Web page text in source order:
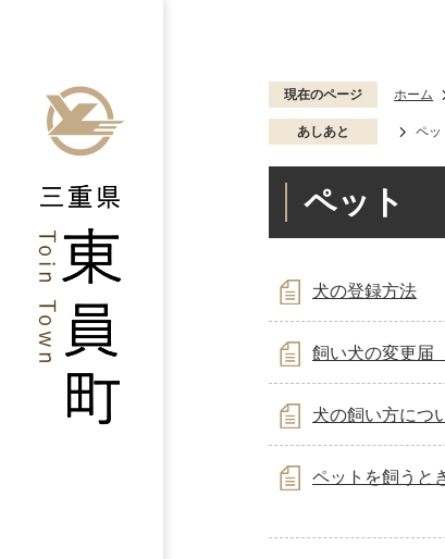
現在のページ ホーム
あしあと ペッ
ペット
犬の登録方法
飼い犬の変更届
犬の飼い方につ
ペットを飼うと